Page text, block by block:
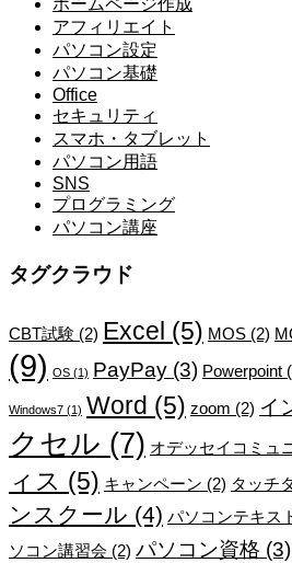
ホームページ作成
アフィリエイト
パソコン設定
パソコン基礎
Office
セキュリティ
スマホ・タブレット
パソコン用語
SNS
プログラミング
パソコン講座
タグクラウド
CBT試験 (2) Excel (5) MOS (2)
(9) OS (1) PayPay (3) Powerpoint
Windows7 (1) Word (5) zoom (2) イ
クセル (7) オデッセイコミュ
ィス (5) キャンペーン (2) タッチ
ンスクール (4) パソコンテキス
ソコン講習会 (2) パソコン資格 (3)